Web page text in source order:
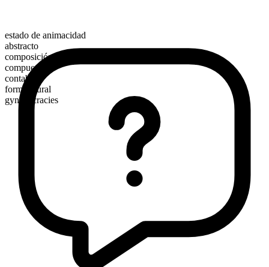
estado de animacidad
abstracto
composición morfológica
compuesto
contable
forma plural
gynecocracies